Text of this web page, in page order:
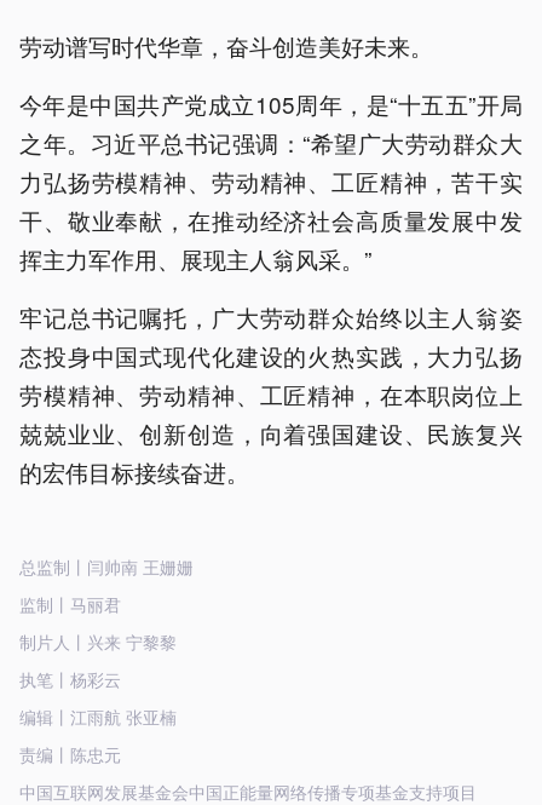
劳动谱写时代华章，奋斗创造美好未来。
今年是中国共产党成立105周年，是“十五五”开局
之年。习近平总书记强调：“希望广大劳动群众大
力弘扬劳模精神、劳动精神、工匠精神，苦干实
干、敬业奉献，在推动经济社会高质量发展中发
挥主力军作用、展现主人翁风采。”
牢记总书记嘱托，广大劳动群众始终以主人翁姿
态投身中国式现代化建设的火热实践，大力弘扬
劳模精神、劳动精神、工匠精神，在本职岗位上
兢兢业业、创新创造，向着强国建设、民族复兴
的宏伟目标接续奋进。
总监制丨闫帅南 王姗姗
监制丨马丽君
制片人丨兴来 宁黎黎
执笔丨杨彩云
编辑丨江雨航 张亚楠
责编丨陈忠元
中国互联网发展基金会中国正能量网络传播专项基金支持项目